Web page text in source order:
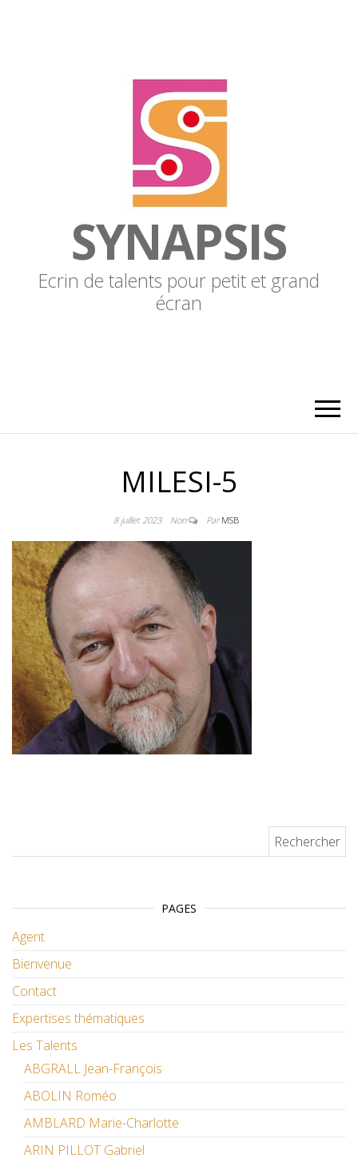
SYNAPSIS
Ecrin de talents pour petit et grand
écran
MILESI-5
8 juillet 2023 Non ParMSB
PAGES
Agent
Bienvenue
Contact
Expertises thématiques
Les Talents
ABGRALL Jean-François
ABOLIN Roméo
AMBLARD Marie-Charlotte
ARIN PILLOT Gabriel